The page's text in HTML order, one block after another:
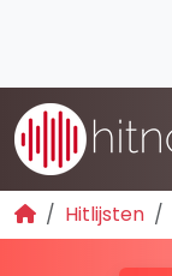
Hitlijsten